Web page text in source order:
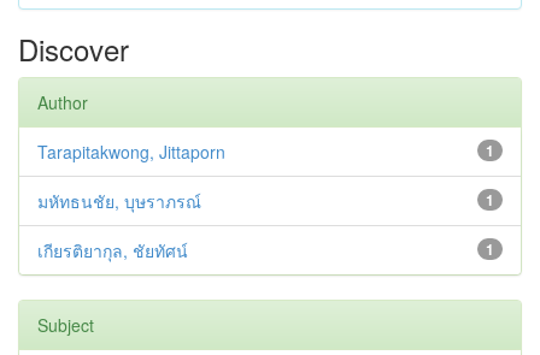
Discover
Author
1
Tarapitakwong, Jittaporn
1
มหัทธนชัย, บุษราภรณ์
1
เกียรติยากุล, ชัยทัศน์
Subject